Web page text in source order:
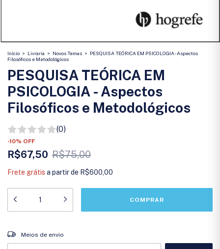
Início > Livraria > Novos Temas > PESQUISA TEÓRICA EM PSICOLOGIA - Aspectos
Filosóficos e Metodológicos
PESQUISA TEÓRICA EM
PSICOLOGIA - Aspectos
Filosóficos e Metodológicos
(0)
-10% OFF
R$67,50 R$75,00
Frete grátis a partir de R$600,00
Entregas para o CEP:
Meios de envio